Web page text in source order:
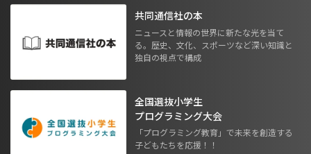
共同通信社の本
ニュースと情報の世界に新たな光を当て
る。歴史、文化、スポーツなど深い知識と
独自の視点で構成
全国選抜小学生
プログラミング大会
「プログラミング教育」で未来を創造する
子どもたちを応援！！